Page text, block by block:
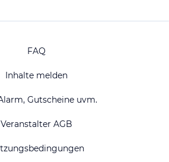
FAQ
Inhalte melden
Gutscheine uvm.
Veranstalter AGB